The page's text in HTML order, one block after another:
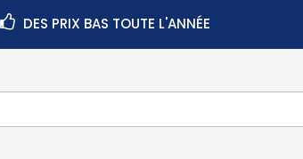
DES PRIX BAS TOUTE L'ANNÉE